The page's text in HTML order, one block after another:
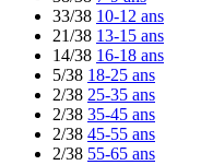
33/38 10-12 ans
21/38 13-15 ans
14/38 16-18 ans
5/38 18-25 ans
2/38 25-35 ans
2/38 35-45 ans
2/38 45-55 ans
2/38 55-65 ans